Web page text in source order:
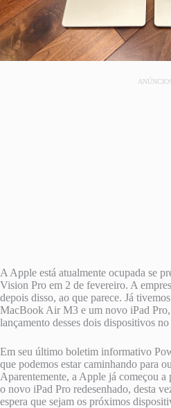
A Apple está atualmente ocupada se
Vision Pro em 2 de fevereiro. A
depois disso, ao que parece. Já
MacBook Air M3 e um novo iPad Pro,
lançamento desses dois dispositivos
Em seu último boletim informativo
que podemos estar caminhando para
Aparentemente, a Apple já começou
o novo iPad Pro redesenhado, desta
espera que sejam os próximos